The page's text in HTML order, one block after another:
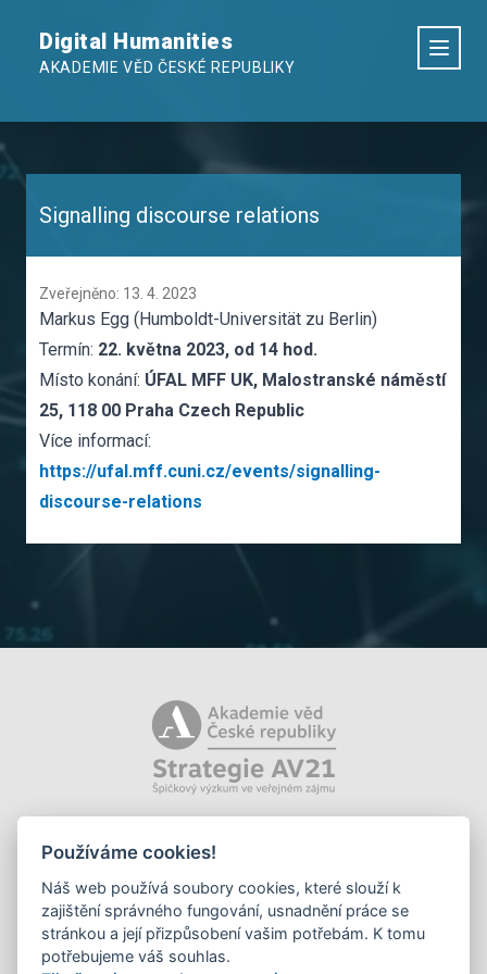
Digital Humanities
AKADEMIE VĚD ČESKÉ REPUBLIKY
Signalling discourse relations
Zveřejněno: 13. 4. 2023
Markus Egg (Humboldt-Universität zu Berlin)
Termín: 22. května 2023, od 14 hod.
Místo konání: ÚFAL MFF UK, Malostranské náměstí
25, 118 00 Praha Czech Republic
Více informací:
https://ufal.mff.cuni.cz/events/signalling-
discourse-relations
Používáme cookies!
Náš web používá soubory cookies, které slouží k
zajištění správného fungování, usnadnění práce se
stránkou a její přizpůsobení vašim potřebám. K tomu
potřebujeme váš souhlas.